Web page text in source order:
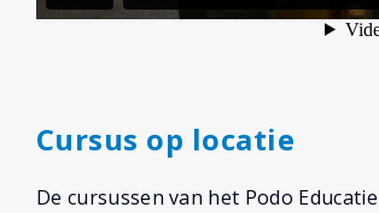
Cursus op locatie
De cursussen van het Podo